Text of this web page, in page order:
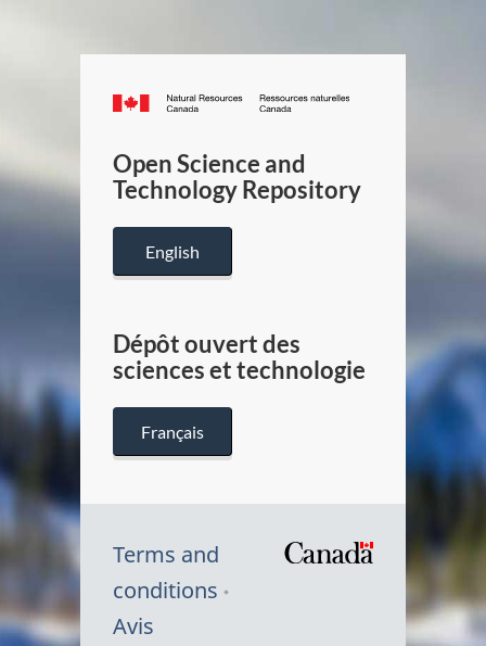
Canada.ca
/
Canada
Open Science and
Technology Repository
English
Dépôt ouvert des
sciences et technologie
Français
Terms and
conditions
Avis
Symbole